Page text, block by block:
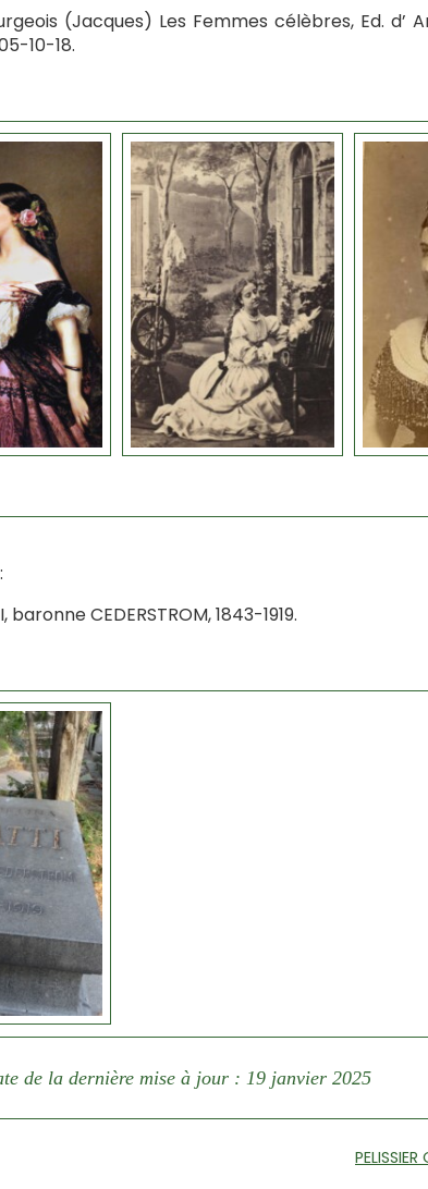
(Jacques) Les Femmes célèbres, Ed. d’
10-18.
baronne CEDERSTROM, 1843-1919.
de la dernière mise à jour : 19 janvier 2025